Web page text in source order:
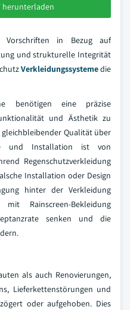
herunterladen
Vorschriften in Bezug auf
und strukturelle Integrität
Verkleidungssystemedie
benötigen eine präzise
und Ästhetik zu
Qualität über
und Installation ist von
Regenschutzverkleidung
Installation oder Design
hinter der Verkleidung
Rainscreen-Bekleidung
senken und die
als auch Renovierungen,
Lieferkettenstörungen und
oder aufgehoben. Dies